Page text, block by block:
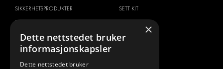
SIKKERHETSPRODUKTER
TILBEHØR
CONTAINERLØSNINGER
VERKSTEDSLØSNINGER
DEKOR
SETT KIT
×
Dette nettstedet bruker
informasjonskapsler
Dette nettstedet bruker